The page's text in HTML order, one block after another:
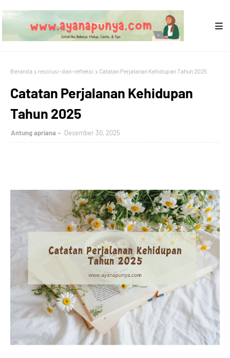
Beranda resolusi-dan-refleksi Catatan Perjalanan Kehidupan Tahun 2025
Catatan Perjalanan Kehidupan
Tahun 2025
Antung apriana Desember 30, 2025